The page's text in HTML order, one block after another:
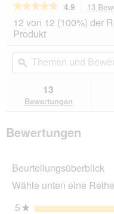
★★★★★
★★★★★
von
5
lesen
für
Doppel
Clicker
4.9 13
12 von 12 (100%) der
Produkt
Themen
und
Bewertungen
ϙ
13
Bewertungen
Bewertungen
Beurteilungsüberblick
Wähle unten eine
5★ Sterne